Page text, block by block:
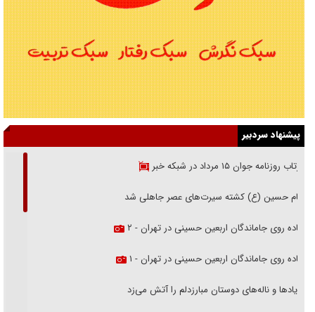
پیشنهاد سردبیر
بازتاب روزنامه جوان ۱۵ مرداد در شبکه خبر
امام حسین (ع) کشته سیرت‌های عصر جاهلی شد
پیاده روی جاماندگان اربعین حسینی در تهران - ۲
پیاده روی جاماندگان اربعین حسینی در تهران - ۱
فریاد‌ها و ناله‌های دوستان مبارزدلم را آتش می‌زد